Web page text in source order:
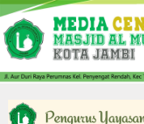
Informasi